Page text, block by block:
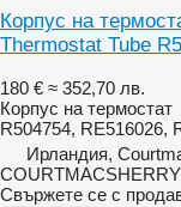
Корпус на
Thermostat Tube
180 € ≈ 352,70 лв.
Корпус на термостат
R504754, RE516026,
Ирландия,
Свържете се с